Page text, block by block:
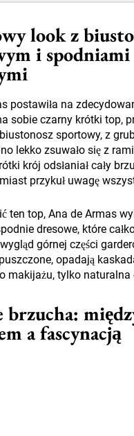
look z
i spodniami
postawiła na
sobie czarny krótki top,
sportowy, z
lekko zsuwało się z
krój odsłaniał cały
przykuł uwagę
ten top, Ana de Armas
dresowe, które
górnej części
opadają
makijażu, tylko naturalna
brzucha:
a fascynacją